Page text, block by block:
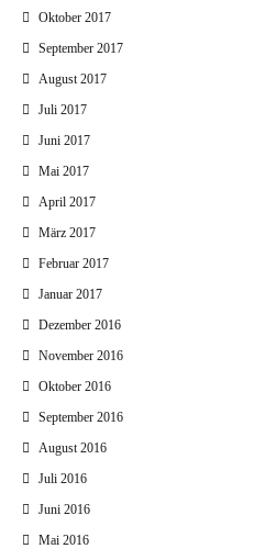
Oktober 2017
September 2017
August 2017
Juli 2017
Juni 2017
Mai 2017
April 2017
März 2017
Februar 2017
Januar 2017
Dezember 2016
November 2016
Oktober 2016
September 2016
August 2016
Juli 2016
Juni 2016
Mai 2016